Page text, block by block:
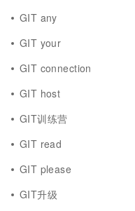
GIT any
GIT your
GIT connection
GIT host
GIT训练营
GIT read
GIT please
GIT升级